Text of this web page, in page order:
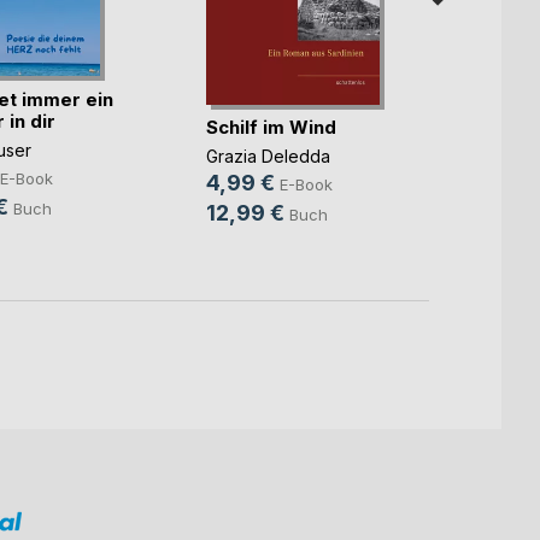
immer ein
in dir
E-Book
Buch
Schilf im Wind
Grazia Deledda
4,99 € E-Book
12,99 € Buch